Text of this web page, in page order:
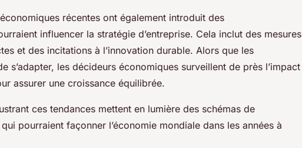
récentes ont également introduit des
influencer la stratégie d’entreprise. Cela inclut des mesures
et des incitations à l’innovation durable. Alors que les
s’adapter, les décideurs économiques surveillent de près l’impact
assurer une croissance équilibrée.
ces tendances mettent en lumière des schémas de
pourraient façonner l’économie mondiale dans les années à